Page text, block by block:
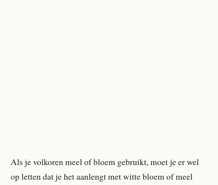
Als je volkoren meel of bloem gebruikt, moet je er wel
op letten dat je het aanlengt met witte bloem of meel